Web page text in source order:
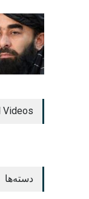
Videos
دسته‌ها